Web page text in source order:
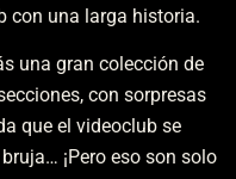
con una larga historia.
una gran colección de
con sorpresas
que el videoclub se
¡Pero eso son solo